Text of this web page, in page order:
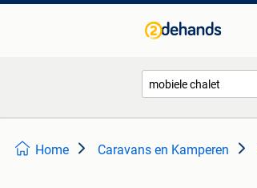
Home Caravans en Kamperen